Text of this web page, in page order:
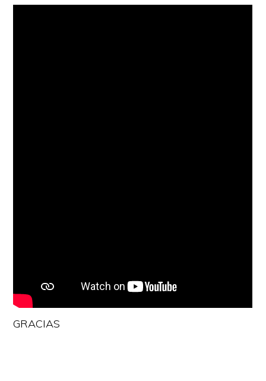
GRACIAS